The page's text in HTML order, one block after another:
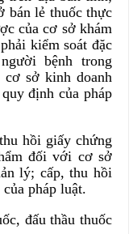
bán lẻ thuốc thực
của cơ sở khám
kiểm soát đặc
bệnh trong
sở kinh doanh
định của pháp
hồi giấy chứng
đối với cơ sở
lý; cấp, thu hồi
pháp luật.
đấu thầu thuốc